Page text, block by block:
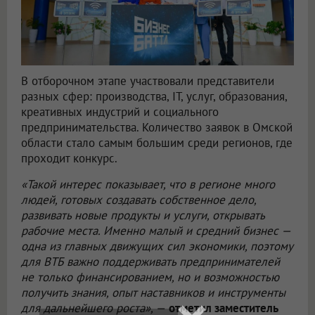
В отборочном этапе участвовали представители
разных сфер: производства, IT, услуг, образования,
креативных индустрий и социального
предпринимательства. Количество заявок в Омской
области стало самым большим среди регионов, где
проходит конкурс.
«Такой интерес показывает, что в регионе много
людей, готовых создавать собственное дело,
развивать новые продукты и услуги, открывать
рабочие места. Именно малый и средний бизнес —
одна из главных движущих сил экономики, поэтому
для ВТБ важно поддерживать предпринимателей
не только финансированием, но и возможностью
получить знания, опыт наставников и инструменты
для дальнейшего роста», — отметил заместитель